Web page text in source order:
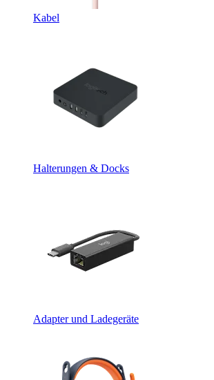
Kabel
Halterungen & Docks
Adapter und Ladegeräte